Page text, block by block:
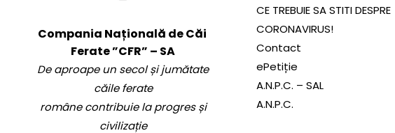
Compania Națională de Căi
Ferate ”CFR” – SA
De aproape un secol și jumătate
căile ferate
române contribuie la progres și
civilizație
CE TREBUIE SA STITI DESPRE
CORONAVIRUS!
Contact
ePetiție
A.N.P.C. – SAL
A.N.P.C.